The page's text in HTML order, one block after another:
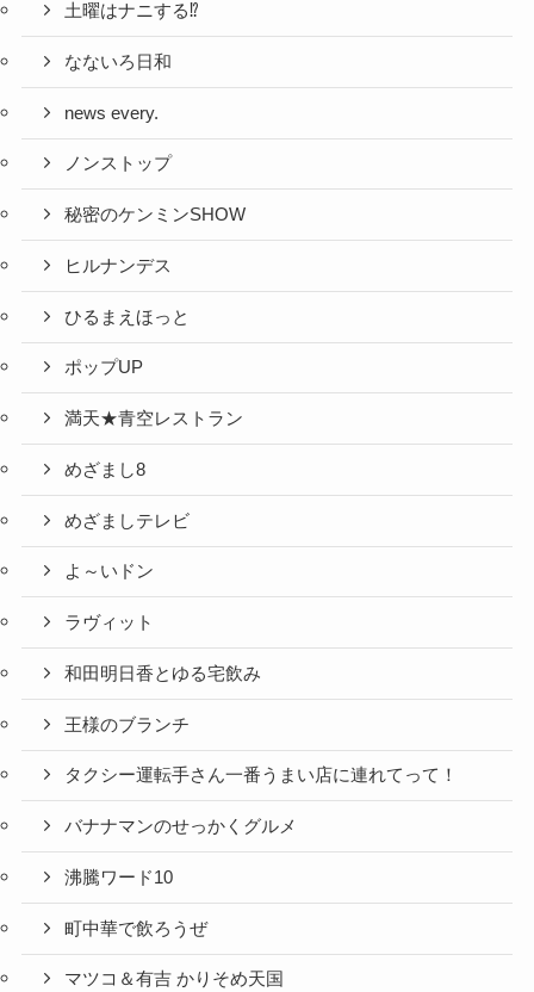
土曜はナニする⁉
なないろ日和
news every.
ノンストップ
秘密のケンミンSHOW
ヒルナンデス
ひるまえほっと
ポップUP
満天★青空レストラン
めざまし8
めざましテレビ
よ～いドン
ラヴィット
和田明日香とゆる宅飲み
王様のブランチ
タクシー運転手さん一番うまい店に連れてって！
バナナマンのせっかくグルメ
沸騰ワード10
町中華で飲ろうぜ
マツコ＆有吉 かりそめ天国